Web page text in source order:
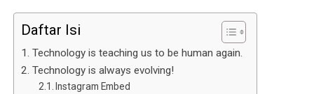
Daftar Isi
Technology is teaching us to be human again.
Technology is always evolving!
Instagram Embed